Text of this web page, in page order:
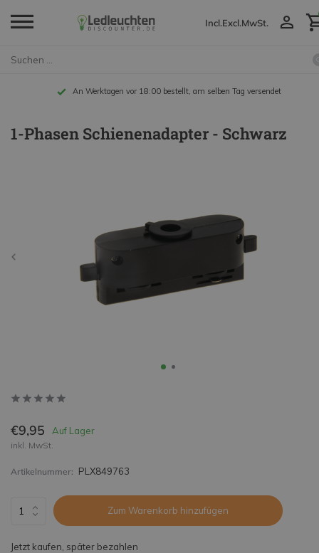
Incl.Excl.MwSt.
An Werktagen vor 18:00 bestellt, am selben Tag versendet
1-Phasen Schienenadapter - Schwarz
€9,95 Auf Lager
inkl. MwSt.
Artikelnummer: PLX849763
Zum Warenkorb hinzufügen
Jetzt kaufen, später bezahlen